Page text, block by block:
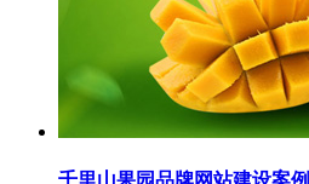
千里山果园品牌网站建设案例